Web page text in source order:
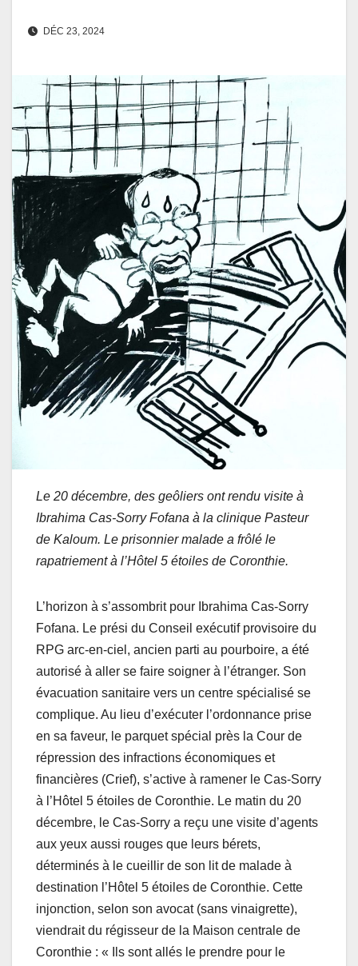
DÉC 23, 2024
Le 20 décembre, des geôliers ont rendu visite à
Ibrahima Cas-Sorry Fofana à la clinique Pasteur
de Kaloum. Le prisonnier malade a frôlé le
rapatriement à l’Hôtel 5 étoiles de Coronthie.
L’horizon à s’assombrit pour Ibrahima Cas-Sorry
Fofana. Le prési du Conseil exécutif provisoire du
RPG arc-en-ciel, ancien parti au pourboire, a été
autorisé à aller se faire soigner à l’étranger. Son
évacuation sanitaire vers un centre spécialisé se
complique. Au lieu d’exécuter l’ordonnance prise
en sa faveur, le parquet spécial près la Cour de
répression des infractions économiques et
financières (Crief), s’active à ramener le Cas-Sorry
à l’Hôtel 5 étoiles de Coronthie. Le matin du 20
décembre, le Cas-Sorry a reçu une visite d’agents
aux yeux aussi rouges que leurs bérets,
déterminés à le cueillir de son lit de malade à
destination l’Hôtel 5 étoiles de Coronthie. Cette
injonction, selon son avocat (sans vinaigrette),
viendrait du régisseur de la Maison centrale de
Coronthie : « Ils sont allés le prendre pour le